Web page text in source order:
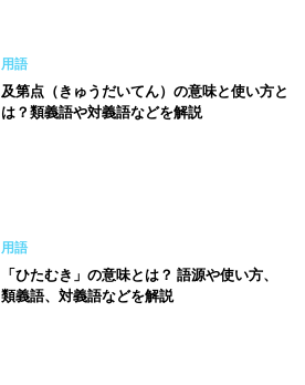
用語
及第点（きゅうだいてん）の意味と使い方と
は？類義語や対義語などを解説
用語
「ひたむき」の意味とは？ 語源や使い方、
類義語、対義語などを解説